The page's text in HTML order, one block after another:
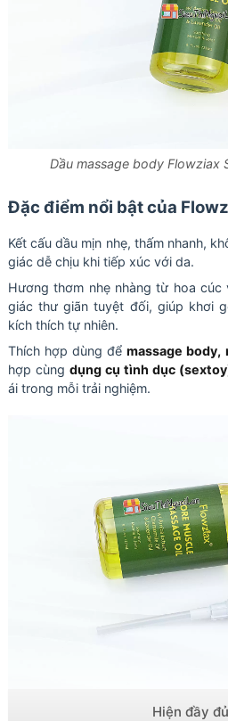
Dầu massage body Flowziax
Đặc điểm nổi bật của
Kết cấu dầu mịn nhẹ, thấm nhanh,
giác dễ chịu khi tiếp xúc với da.
Hương thơm nhẹ nhàng từ hoa cúc
giác thư giãn tuyệt đối, giúp khơi
kích thích tự nhiên.
Thích hợp dùng đểmassage body,
hợp cùng dụng cụ tình dục
ái trong mỗi trải nghiệm.
Đi kèm là vòi nhấn để tiện sử